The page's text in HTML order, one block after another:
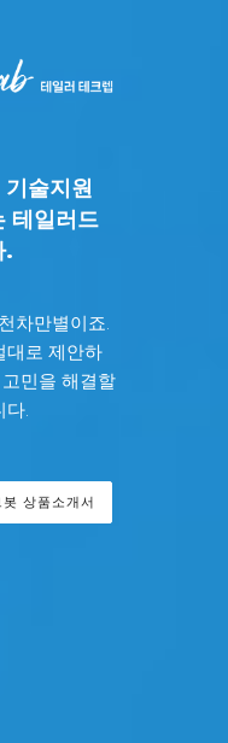
술지원
테일러드
.
차만별이죠.
대로 제안하
민을 해결할
다.
봇 상품소개서